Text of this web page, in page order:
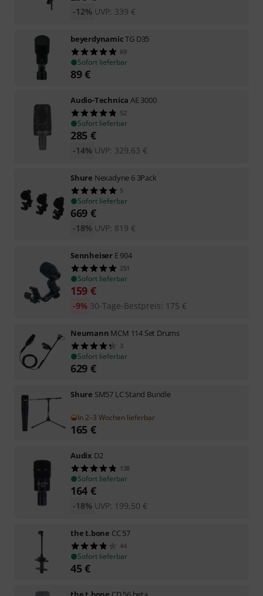
UVP: 339 €
-12%
beyerdynamicTG D35
69
Sofort lieferbar
89€
Audio-Technica AE 3000
52
Sofort lieferbar
285 €
UVP: 329,63 €
-14%
Shure Nexadyne 6 3Pack
5
Sofort lieferbar
669 €
UVP: 819 €
-18%
Sennheiser E 904
251
Sofort lieferbar
159 €
30-Tage-Bestpreis: 175 €
-9%
Neumann MCM 114 Set Drums
3
Sofort lieferbar
629 €
Shure SM57 LC Stand Bundle
In 2–3 Wochen lieferbar
165 €
Audix D2
138
Sofort lieferbar
164 €
UVP: 199,50 €
-18%
the t.bone CC 57
44
Sofort lieferbar
45€